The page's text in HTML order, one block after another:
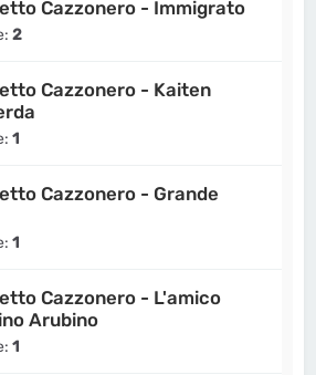
Cazzonero - Immigrato
2
Cazzonero - Kaiten
1
Cazzonero - Grande
1
Cazzonero - L'amico
Arubino
1